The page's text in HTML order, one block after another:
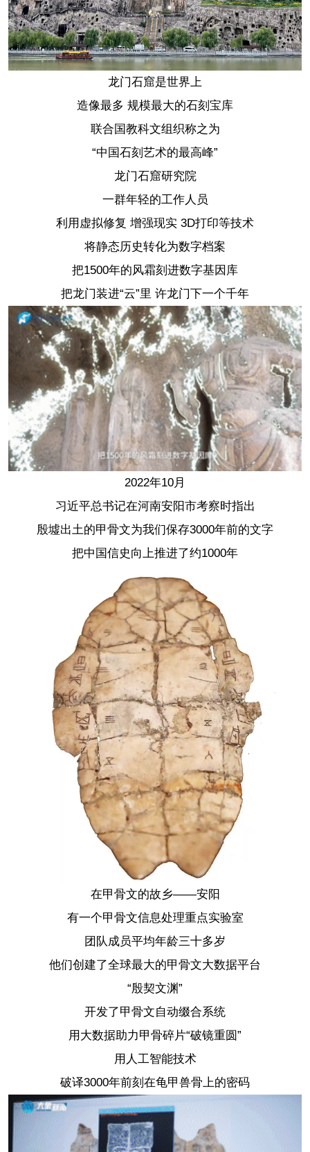
龙门石窟是世界上
造像最多 规模最大的石刻宝库
联合国教科文组织称之为
“中国石刻艺术的最高峰”
龙门石窟研究院
一群年轻的工作人员
利用虚拟修复 增强现实 3D打印等技术
将静态历史转化为数字档案
把1500年的风霜刻进数字基因库
把龙门装进“云”里 许龙门下一个千年
2022年10月
习近平总书记在河南安阳市考察时指出
殷墟出土的甲骨文为我们保存3000年前的文字
把中国信史向上推进了约1000年
在甲骨文的故乡——安阳
有一个甲骨文信息处理重点实验室
团队成员平均年龄三十多岁
他们创建了全球最大的甲骨文大数据平台
“殷契文渊”
开发了甲骨文自动缀合系统
用大数据助力甲骨碎片“破镜重圆”
用人工智能技术
破译3000年前刻在龟甲兽骨上的密码